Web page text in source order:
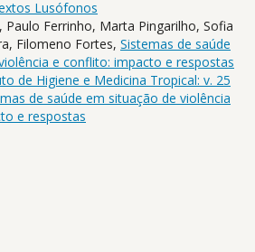
Lusófonos
Paulo Ferrinho, Marta Pingarilho, Sofia
Filomeno Fortes, Sistemas de saúde
e conflito: impacto e respostas
de Higiene e Medicina Tropical: v. 25
de saúde em situação de violência
e respostas